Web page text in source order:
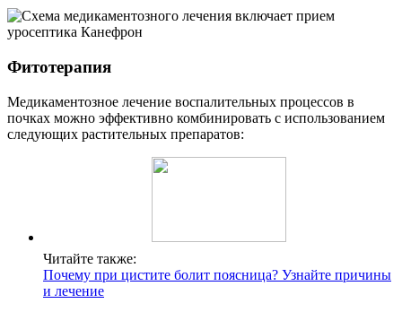
Фитотерапия
Медикаментозное лечение воспалительных процессов в
почках можно эффективно комбинировать с использованием
следующих растительных препаратов:
Читайте также:
Почему при цистите болит поясница? Узнайте причины
и лечение